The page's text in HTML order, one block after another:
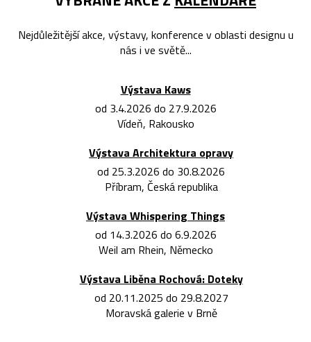
Nejdůležitější akce, výstavy, konference v oblasti designu u
nás i ve světě...
Výstava Kaws
od 3.4.2026 do 27.9.2026
Vídeň, Rakousko
Výstava Architektura opravy
od 25.3.2026 do 30.8.2026
Příbram, Česká republika
Výstava Whispering Things
od 14.3.2026 do 6.9.2026
Weil am Rhein, Německo
Výstava Liběna Rochová: Doteky
od 20.11.2025 do 29.8.2027
Moravská galerie v Brně